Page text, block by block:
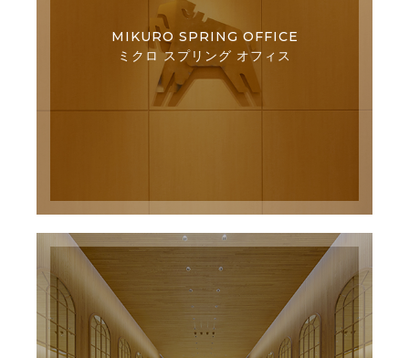
MIKURO SPRING OFFICE
ミクロ スプリング オフィス